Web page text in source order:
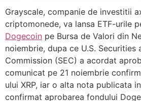
Grayscale, companie de investitii
criptomonede, va lansa ETF-urile
Dogecoin pe Bursa de Valori din
noiembrie, dupa ce U.S. Securities
Commission (SEC) a acordat
comunicat pe 21 noiembrie
ului XRP, iar o alta nota publicata
confirmat aprobarea fondului